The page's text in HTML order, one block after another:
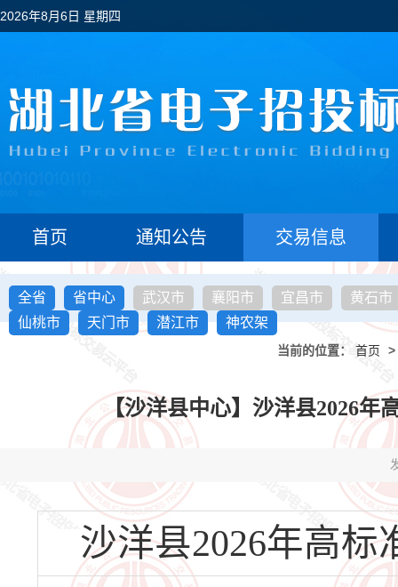
2026年8月6日 星期四
首页 通知公告 交易信息
全省 省中心 武汉市 襄阳市 宜昌市
黄石市
仙桃市
天门市 潜江市 神农架
当前的位置： 首页 >
【沙洋县中心】沙洋县2026年
沙洋县2026年高